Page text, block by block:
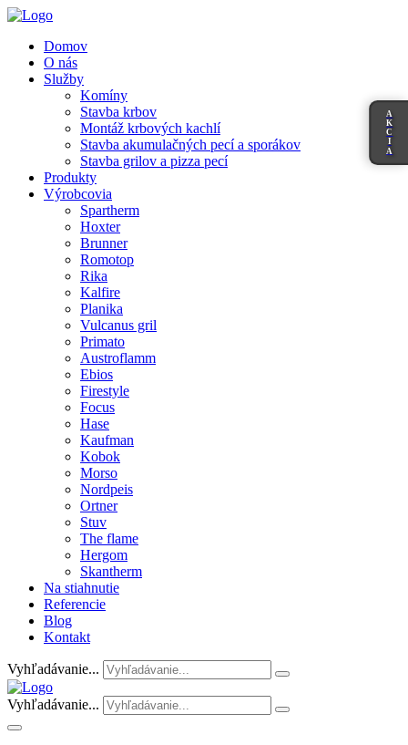
Domov
O nás
Služby
Komíny
Stavba krbov
Montáž krbových kachlí
Stavba akumulačných pecí a sporákov
Stavba grilov a pizza pecí
Produkty
Výrobcovia
Spartherm
Hoxter
Brunner
Romotop
Rika
Kalfire
Planika
Vulcanus gril
Primato
Austroflamm
Ebios
Firestyle
Focus
Hase
Kaufman
Kobok
Morso
Nordpeis
Ortner
Stuv
The flame
Hergom
Skantherm
Na stiahnutie
Referencie
Blog
Kontakt
Vyhľadávanie...
Vyhľadávanie...
A
K
C
I
A